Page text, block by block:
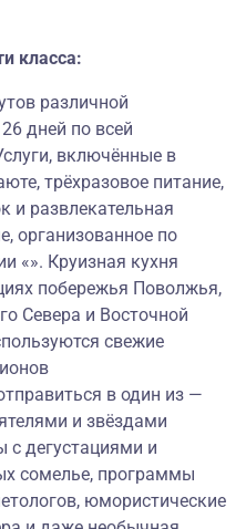
класса:
различной
дней по всей
включённые в
трёхразовое питание,
и развлекательная
организованное по
«». Круизная кухня
побережья Поволжья,
Севера и Восточной
свежие
в один из —
и звёздами
с дегустациями и
сомелье, программы
юмористические